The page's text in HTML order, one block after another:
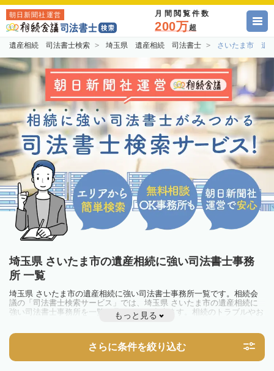
朝日新聞社運営 月間閲覧件数
200万超
遺産相続 司法書士検索 埼玉県 遺産相続 司法書士 さいたま市 遺
埼玉県 さいたま市の遺産相続に強い司法書士事務
所 一覧
埼玉県 さいたま市の遺産相続に強い司法書士事務所一覧です。相続会
議の「司法書士検索サービス」では、埼玉県 さいたま市の遺産相続に
強い司法書士事務所を一覧で見ることが出来ます。相続のトラブルやお
悩みを抱えている方は一度近隣の司法書士に相談してみましょう。
もっと見る
さらに条件を絞り込む